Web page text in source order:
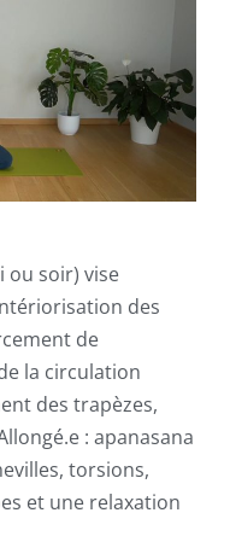
ou soir) vise
des
de
la circulation
des trapèzes,
: apanasana
torsions,
et une relaxation